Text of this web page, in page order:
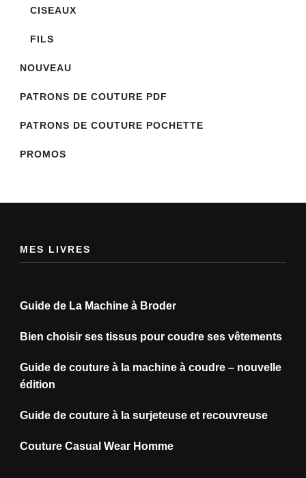
CISEAUX
FILS
NOUVEAU
PATRONS DE COUTURE PDF
PATRONS DE COUTURE POCHETTE
PROMOS
MES LIVRES
Guide de La Machine à Broder
Bien choisir ses tissus pour coudre ses vêtements
Guide de couture à la machine à coudre – nouvelle
édition
Guide de couture à la surjeteuse et recouvreuse
Couture Casual Wear Homme